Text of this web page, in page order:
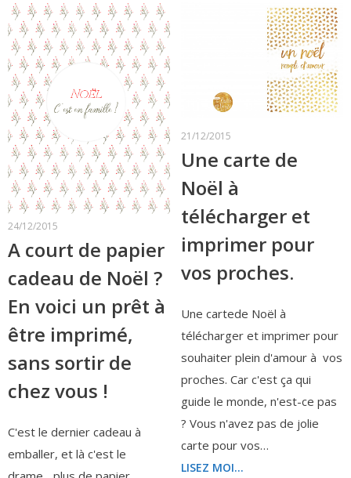
24/12/2015
A court de papier
cadeau de Noël ?
En voici un prêt à
être imprimé,
sans sortir de
chez vous !
C'est le dernier cadeau à
emballer, et là c'est le
21/12/2015
Une carte de
Noël à
télécharger et
imprimer pour
vos proches.
Une cartede Noël à
télécharger et imprimer pour
souhaiter plein d'amour à vos
proches. Car c'est ça qui
guide le monde, n'est-ce pas
? Vous n'avez pas de jolie
carte pour vos…
LISEZ MOI...